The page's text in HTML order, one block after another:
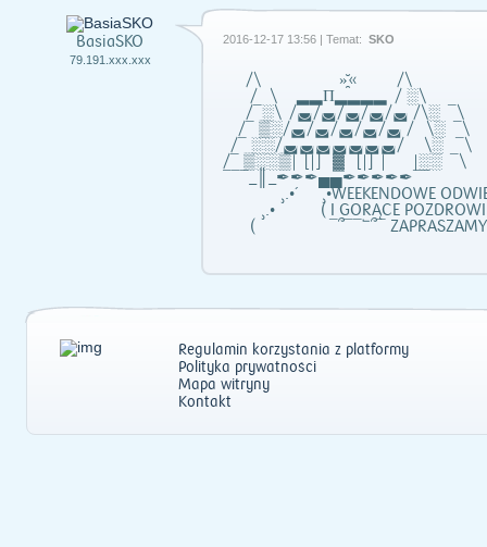
BasiaSKO
79.191.xxx.xxx
2016-12-17 13:56 | Temat: SKO
/\ »̯̆« /\
/ \ ▂▂Π▂▂▂▂ / ░\
/¯░\ /◛/◛/◛/◛/◛ /\░ ¯\
/¯ ▒░/◛/◛/◛/◛/◛ / \░ ¯\
/¯ ░░/◛◛◛◛◛◛◛/ \░ ¯\
/¯ ▒░░▒| [|] ▓ [|] | |░░ ¯\
¯¯¯_║_✒✒✒▄▄✒✒✒✒✒¯¯
¸.•´ ¸•WEEKENDOWE
¸.• ( I GORĄCE
( ¯՞¯¯՟՞¯ ZAPRASZAMY
Regulamin korzystania z platformy
Polityka prywatności
Mapa witryny
Kontakt